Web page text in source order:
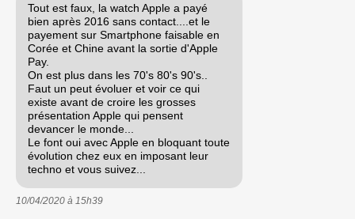
Tout est faux, la watch Apple a payé
bien après 2016 sans contact....et le
payement sur Smartphone faisable en
Corée et Chine avant la sortie d'Apple
Pay.
On est plus dans les 70's 80's 90's..
Faut un peut évoluer et voir ce qui
existe avant de croire les grosses
présentation Apple qui pensent
devancer le monde...
Le font oui avec Apple en bloquant toute
évolution chez eux en imposant leur
techno et vous suivez...
10/04/2020 à 15h39